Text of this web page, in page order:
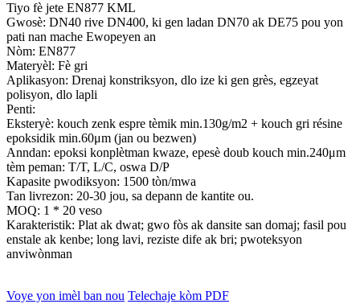
Tiyo fè jete EN877 KML
Gwosè: DN40 rive DN400, ki gen ladan DN70 ak DE75 pou yon
pati nan mache Ewopeyen an
Nòm: EN877
Materyèl: Fè gri
Aplikasyon: Drenaj konstriksyon, dlo ize ki gen grès, egzeyat
polisyon, dlo lapli
Penti:
Eksteryè: kouch zenk espre tèmik min.130g/m2 + kouch gri résine
epoksidik min.60μm (jan ou bezwen)
Anndan: epoksi konplètman kwaze, epesè doub kouch min.240μm
tèm peman: T/T, L/C, oswa D/P
Kapasite pwodiksyon: 1500 tòn/mwa
Tan livrezon: 20-30 jou, sa depann de kantite ou.
MOQ: 1 * 20 veso
Karakteristik: Plat ak dwat; gwo fòs ak dansite san domaj; fasil pou
enstale ak kenbe; long lavi, reziste dife ak bri; pwoteksyon
anviwònman
Voye yon imèl ban nou Telechaje kòm PDF